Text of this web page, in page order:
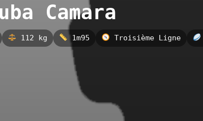
Camara
112 kg 1m95 Troisième Ligne